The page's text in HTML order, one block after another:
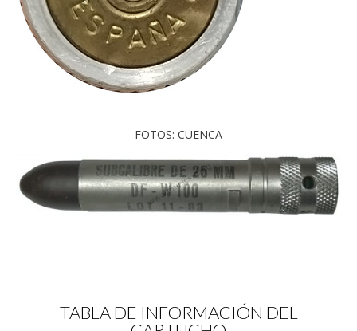
FOTOS: CUENCA
TABLA DE INFORMACIÓN DEL